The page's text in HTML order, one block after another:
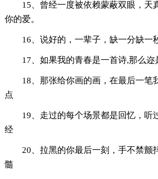
15、曾经一度被依赖蒙蔽双眼，天
你的爱。
16、说好的，一辈子，缺一分缺一
17、如果我的青春是一首诗,那么
18、那张给你画的画，在最后一笔
点
19、走过的每个场景都是回忆，听
经
20、拉黑的你最后一刻，手不禁颤
髓